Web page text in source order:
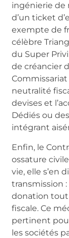
ingénierie de
d’un ticket
exempte de
célèbre
du Super
de créancier
Commissariat
neutralité
devises et
Dédiés ou
intégrant
Enfin, le
ossature
vie, elle s’en
transmission :
donation tout
fiscale. Ce
pertinent
les sociétés